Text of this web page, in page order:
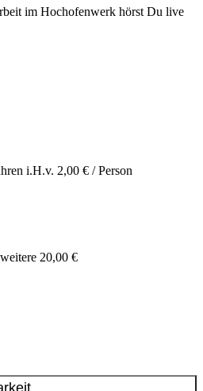
im Hochofenwerk hörst Du live
i.H.v. 2,00 € / Person
20,00 €